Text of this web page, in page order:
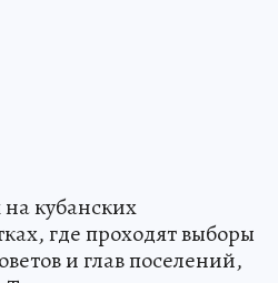
на кубанских
где проходят выборы
и глав поселений,